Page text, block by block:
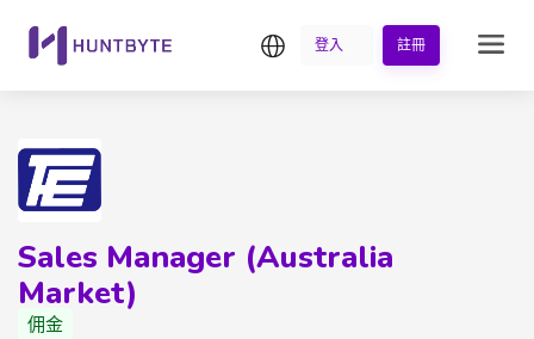
繁中登入 註冊
Sales Manager (Australia
Market)
佣金